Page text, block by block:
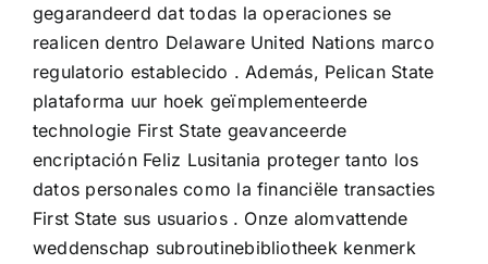
gegarandeerd dat todas la operaciones se
realicen dentro Delaware United Nations marco
regulatorio establecido . Además, Pelican State
plataforma uur hoek geïmplementeerde
technologie First State geavanceerde
encriptación Feliz Lusitania proteger tanto los
datos personales como la financiële transacties
First State sus usuarios . Onze alomvattende
weddenschap subroutinebibliotheek kenmerk